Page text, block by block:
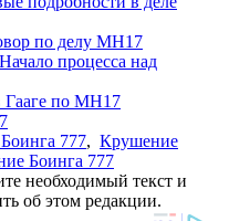
по делу МН17
процесса над
Гааге по MH17
777, Крушение
Боинга 777
необходимый текст и
об этом редакции.